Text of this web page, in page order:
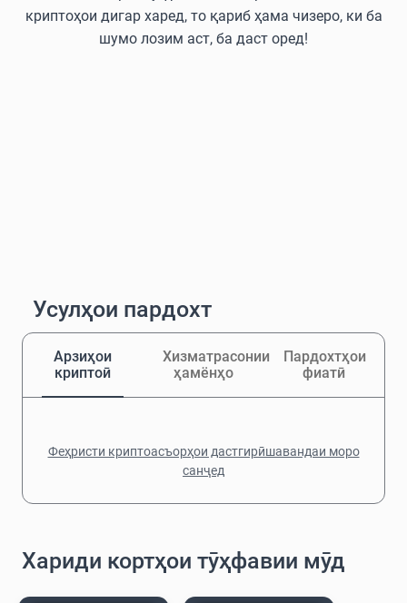
криптоҳои дигар харед, то қариб ҳама чизеро, ки ба
шумо лозим аст, ба даст оред!
Усулҳои пардохт
Арзиҳои
криптоӣ
Хизматрасонии
ҳамёнҳо
Пардохтҳои
фиатӣ
Феҳристи криптоасъорҳои дастгирӣшавандаи моро
санҷед
Хариди кортҳои тӯҳфавии мӯд